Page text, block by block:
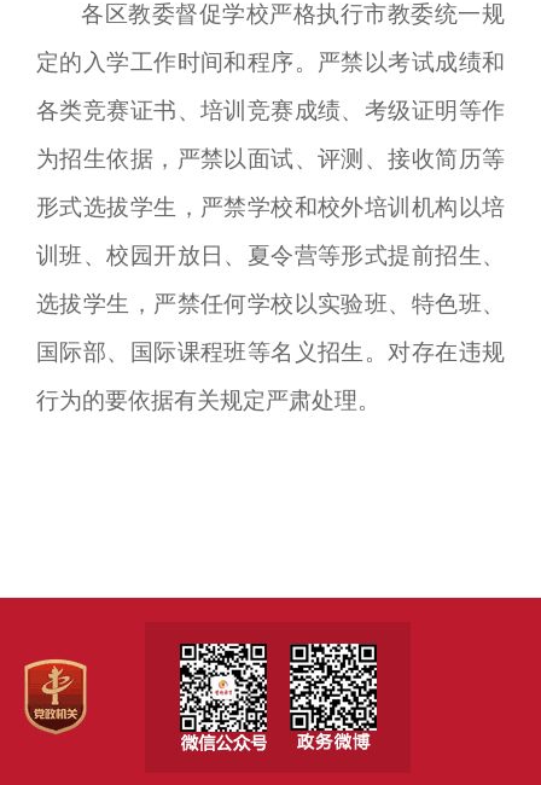
各区教委督促学校严格执行市教委统一规
定的入学工作时间和程序。严禁以考试成绩和
各类竞赛证书、培训竞赛成绩、考级证明等作
为招生依据，严禁以面试、评测、接收简历等
形式选拔学生，严禁学校和校外培训机构以培
训班、校园开放日、夏令营等形式提前招生、
选拔学生，严禁任何学校以实验班、特色班、
国际部、国际课程班等名义招生。对存在违规
行为的要依据有关规定严肃处理。